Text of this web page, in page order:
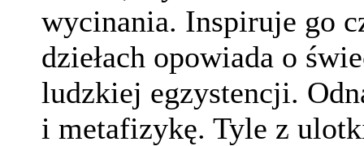
wycinania. Inspiruje go
dziełach opowiada o
ludzkiej egzystencji.
i metafizykę. Tyle z